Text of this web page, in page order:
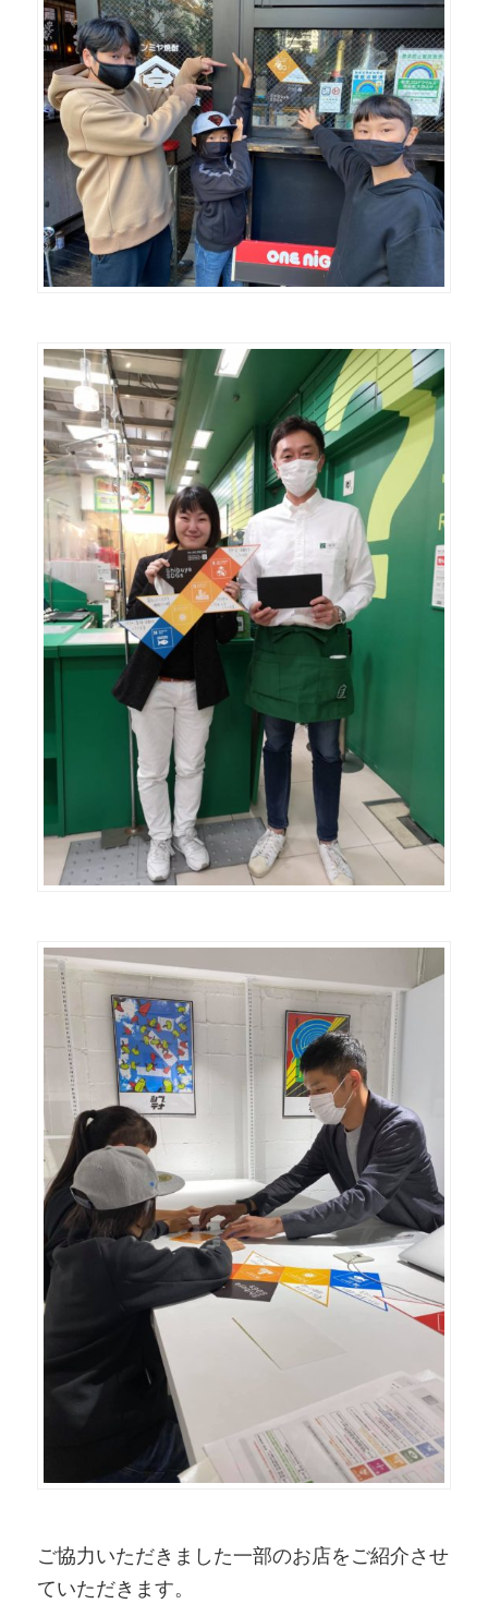
ご協力いただきました一部のお店をご紹介させ
ていただきます。